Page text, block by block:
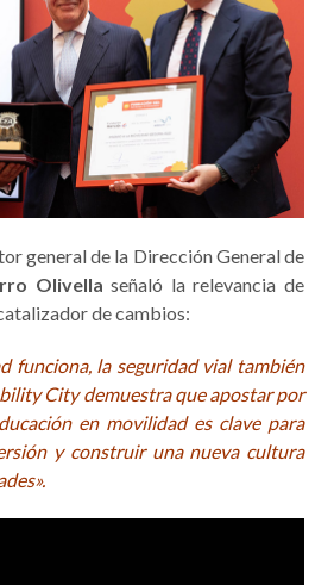
general de la Dirección General de
Olivellaseñaló la relevancia de
de cambios:
funciona, la seguridad vial también
City demuestra que apostar por
en movilidad es clave para
y construir una nueva cultura